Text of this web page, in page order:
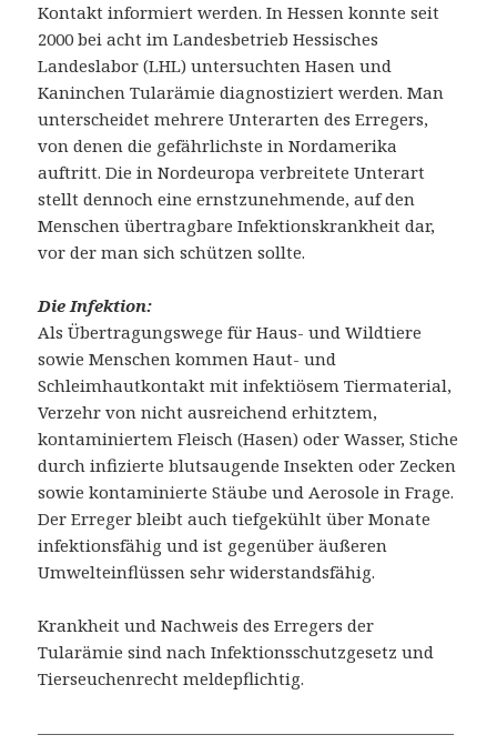
Kontakt informiert werden. In Hessen konnte seit
2000 bei acht im Landesbetrieb Hessisches
Landeslabor (LHL) untersuchten Hasen und
Kaninchen Tularämie diagnostiziert werden. Man
unterscheidet mehrere Unterarten des Erregers,
von denen die gefährlichste in Nordamerika
auftritt. Die in Nordeuropa verbreitete Unterart
stellt dennoch eine ernstzunehmende, auf den
Menschen übertragbare Infektionskrankheit dar,
vor der man sich schützen sollte.
Die Infektion:
Als Übertragungswege für Haus- und Wildtiere
sowie Menschen kommen Haut- und
Schleimhautkontakt mit infektiösem Tiermaterial,
Verzehr von nicht ausreichend erhitztem,
kontaminiertem Fleisch (Hasen) oder Wasser, Stiche
durch infizierte blutsaugende Insekten oder Zecken
sowie kontaminierte Stäube und Aerosole in Frage.
Der Erreger bleibt auch tiefgekühlt über Monate
infektionsfähig und ist gegenüber äußeren
Umwelteinflüssen sehr widerstandsfähig.
Krankheit und Nachweis des Erregers der
Tularämie sind nach Infektionsschutzgesetz und
Tierseuchenrecht meldepflichtig.
—————————————————————————